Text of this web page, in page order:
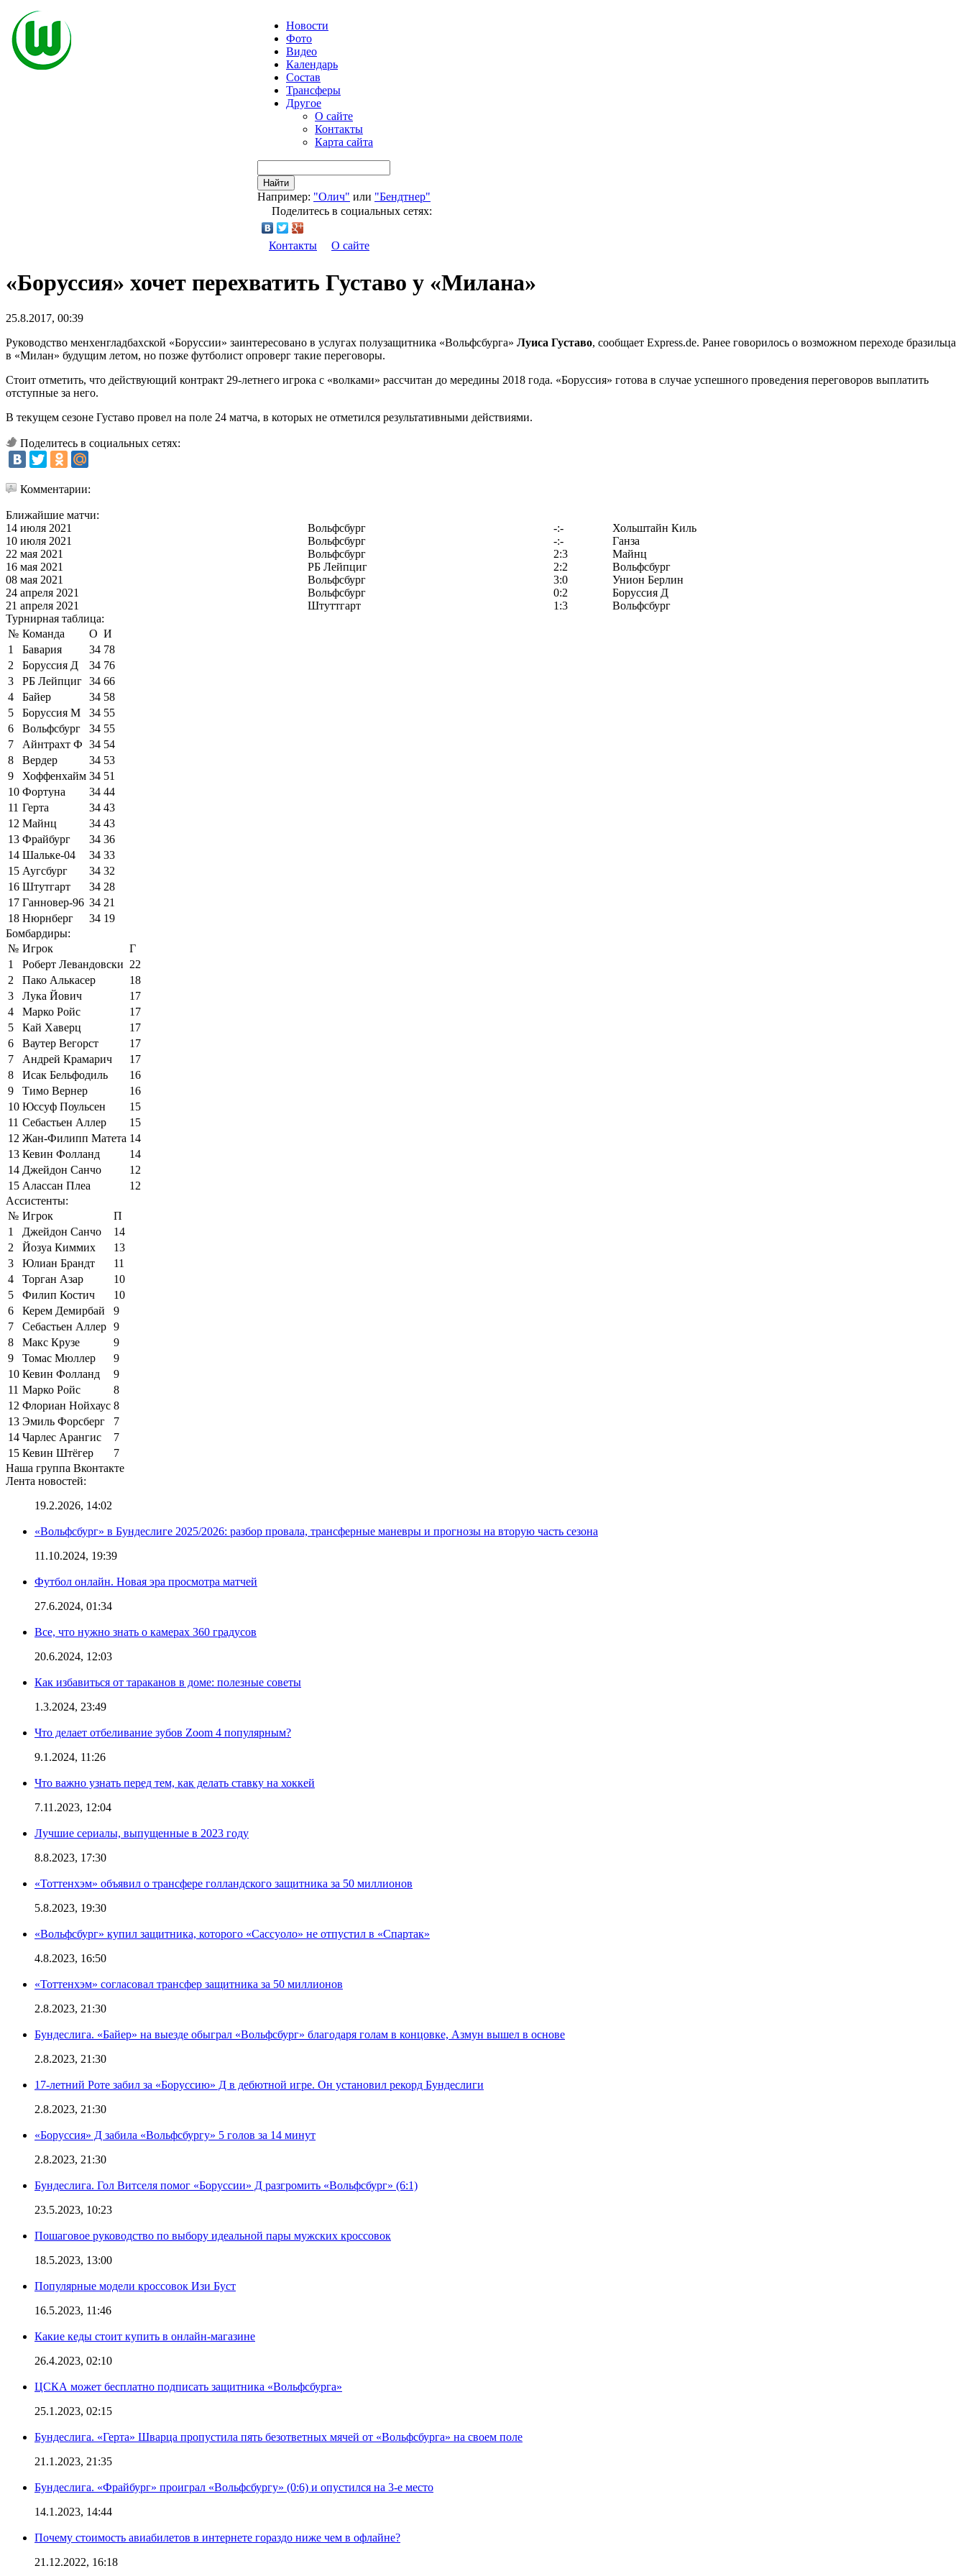
Новости
Фото
Видео
Календарь
Состав
Трансферы
Другое
О сайте
Контакты
Карта сайта
Найти
Например: "Олич" или "Бендтнер"
Поделитесь в социальных сетях:
Контакты О сайте
«Боруссия» хочет перехватить Густаво у «Милана»
25.8.2017, 00:39
Руководство менхенгладбахской «Боруссии» заинтересовано в услугах полузащитника «Вольфсбурга» Луиса Густаво, сообщает Express.de. Ранее говорилось о возможном переходе бразильца
в «Милан» будущим летом, но позже футболист опроверг такие переговоры.
Стоит отметить, что действующий контракт 29-летнего игрока с «волками» рассчитан до мередины 2018 года. «Боруссия» готова в случае успешного проведения переговоров выплатить
отступные за него.
В текущем сезоне Густаво провел на поле 24 матча, в которых не отметился результативными действиями.
Поделитесь в социальных сетях:
Комментарии:
Ближайшие матчи:
14 июля 2021
Вольфсбург -:-
Хольштайн Киль
10 июля 2021
Вольфсбург -:-
Ганза
22 мая 2021
Вольфсбург 2:3
Майнц
16 мая 2021
РБ Лейпциг 2:2
Вольфсбург
08 мая 2021
Вольфсбург 3:0
Унион Берлин
24 апреля 2021
Вольфсбург 0:2
Боруссия Д
21 апреля 2021
Штуттгарт 1:3
Вольфсбург
Турнирная таблица:
№ Команда О И
1
Бавария 34 78
2
Боруссия Д 34 76
3
РБ Лейпциг 34 66
4
Байер 34 58
5
Боруссия М 34 55
6
Вольфсбург 34 55
7
Айнтрахт Ф 34 54
8
Вердер 34 53
9
Хоффенхайм 34 51
10 Фортуна 34 44
11 Герта 34 43
12 Майнц 34 43
13 Фрайбург 34 36
14 Шальке-04 34 33
15 Аугсбург 34 32
16 Штутгарт 34 28
17 Ганновер-96 34 21
18 Нюрнберг 34 19
Бомбардиры:
№ Игрок
Г
1
Роберт Левандовски 22
2
Пако Алькасер
18
3
Лука Йович
17
4
Марко Ройс
17
5
Кай Хаверц
17
6
Ваутер Вегорст
17
7
Андрей Крамарич
17
8
Исак Бельфодиль
16
9
Тимо Вернер
16
10 Юссуф Поульсен
15
11 Себастьен Аллер
15
12 Жан-Филипп Матета 14
13 Кевин Фолланд
14
14 Джейдон Санчо
12
15 Алассан Плеа
12
Ассистенты:
№ Игрок
П
1
Джейдон Санчо
14
2
Йозуа Киммих
13
3
Юлиан Брандт
11
4
Торган Азар
10
5
Филип Костич
10
6
Керем Демирбай
9
7
Себастьен Аллер 9
8
Макс Крузе
9
9
Томас Мюллер
9
10 Кевин Фолланд
9
11 Марко Ройс
8
12 Флориан Нойхаус 8
13 Эмиль Форсберг
7
14 Чарлес Арангис
7
15 Кевин Штёгер
7
Наша группа Вконтакте
Лента новостей:
19.2.2026, 14:02
«Вольфсбург» в Бундеслиге 2025/2026: разбор провала, трансферные маневры и прогнозы на вторую часть сезона
11.10.2024, 19:39
Футбол онлайн. Новая эра просмотра матчей
27.6.2024, 01:34
Все, что нужно знать о камерах 360 градусов
20.6.2024, 12:03
Как избавиться от тараканов в доме: полезные советы
1.3.2024, 23:49
Что делает отбеливание зубов Zoom 4 популярным?
9.1.2024, 11:26
Что важно узнать перед тем, как делать ставку на хоккей
7.11.2023, 12:04
Лучшие сериалы, выпущенные в 2023 году
8.8.2023, 17:30
«Тоттенхэм» объявил о трансфере голландского защитника за 50 миллионов
5.8.2023, 19:30
«Вольфсбург» купил защитника, которого «Сассуоло» не отпустил в «Спартак»
4.8.2023, 16:50
«Тоттенхэм» согласовал трансфер защитника за 50 миллионов
2.8.2023, 21:30
Бундеслига. «Байер» на выезде обыграл «Вольфсбург» благодаря голам в концовке, Азмун вышел в основе
2.8.2023, 21:30
17-летний Роте забил за «Боруссию» Д в дебютной игре. Он установил рекорд Бундеслиги
2.8.2023, 21:30
«Боруссия» Д забила «Вольфсбургу» 5 голов за 14 минут
2.8.2023, 21:30
Бундеслига. Гол Витселя помог «Боруссии» Д разгромить «Вольфсбург» (6:1)
23.5.2023, 10:23
Пошаговое руководство по выбору идеальной пары мужских кроссовок
18.5.2023, 13:00
Популярные модели кроссовок Изи Буст
16.5.2023, 11:46
Какие кеды стоит купить в онлайн-магазине
26.4.2023, 02:10
ЦСКА может бесплатно подписать защитника «Вольфсбурга»
25.1.2023, 02:15
Бундеслига. «Герта» Шварца пропустила пять безответных мячей от «Вольфсбурга» на своем поле
21.1.2023, 21:35
Бундеслига. «Фрайбург» проиграл «Вольфсбургу» (0:6) и опустился на 3-е место
14.1.2023, 14:44
Почему стоимость авиабилетов в интернете гораздо ниже чем в офлайне?
21.12.2022, 16:18